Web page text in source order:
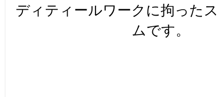
ディティールワークに拘った
ムです。